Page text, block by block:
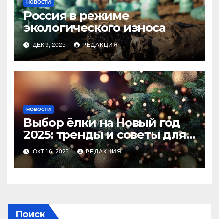
НОВОСТИ
Россия в режиме
экологического износа
ДЕК 9, 2025 РЕДАКЦИЯ
НОВОСТИ
Выбор ёлки на Новый год
2025: тренды и советы для
идеального праздника
ОКТ 16, 2025 РЕДАКЦИЯ
Поиск